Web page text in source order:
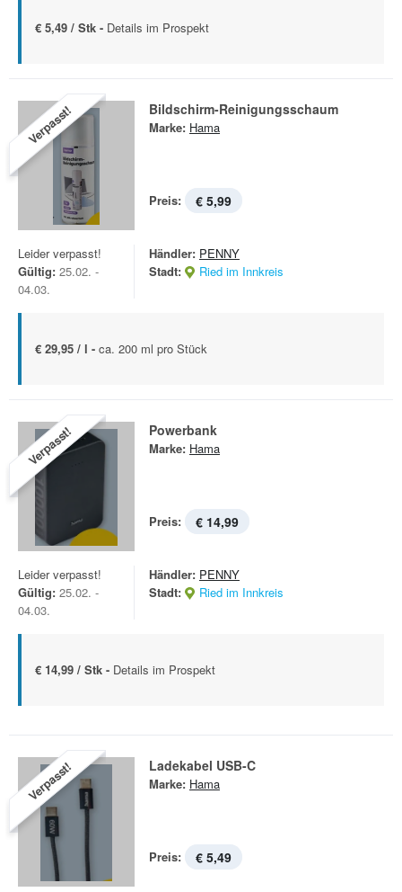
€ 5,49 / Stk - Details im Prospekt
Verpasst! Bildschirm-Reinigungsschaum
Marke: Hama
Preis: € 5,99
Leider verpasst!
Gültig: 25.02. -
04.03.
Händler: PENNY
Stadt:
Ried im Innkreis
€ 29,95 / l - ca. 200 ml pro Stück
Verpasst! Powerbank
Marke: Hama
Preis: € 14,99
Leider verpasst!
Gültig: 25.02. -
04.03.
Händler: PENNY
Stadt:
Ried im Innkreis
€ 14,99 / Stk - Details im Prospekt
Verpasst! Ladekabel USB-C
Marke: Hama
Preis: € 5,49